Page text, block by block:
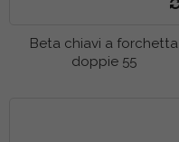
Beta chiavi a forchetta
doppie 55